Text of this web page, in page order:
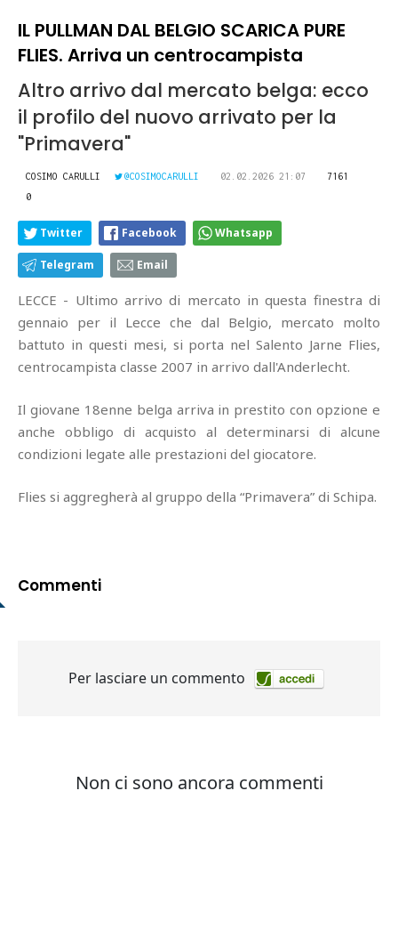
IL PULLMAN DAL BELGIO SCARICA PURE
FLIES. Arriva un centrocampista
Altro arrivo dal mercato belga: ecco
il profilo del nuovo arrivato per la
"Primavera"
COSIMO CARULLI @COSIMOCARULLI 02.02.2026 21:07
7161
0
Twitter Facebook Whatsapp
Telegram Email
LECCE - Ultimo arrivo di mercato in questa finestra di
gennaio per il Lecce che dal Belgio, mercato molto
battuto in questi mesi, si porta nel Salento Jarne Flies,
centrocampista classe 2007 in arrivo dall'Anderlecht.
Il giovane 18enne belga arriva in prestito con opzione e
anche obbligo di acquisto al determinarsi di alcune
condizioni legate alle prestazioni del giocatore.
Flies si aggregherà al gruppo della “Primavera” di Schipa.
Commenti